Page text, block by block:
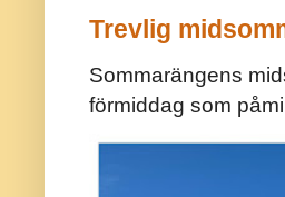
Trevlig
Sommarängens
förmiddag som